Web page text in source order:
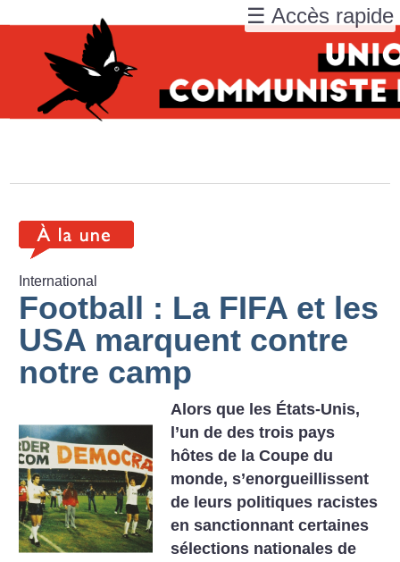
International
Football : La FIFA et les
USA marquent contre
notre camp
Alors que les États-Unis,
l’un de des trois pays
hôtes de la Coupe du
monde, s’enorgueillissent
de leurs politiques racistes
en sanctionnant certaines
sélections nationales de
☰ Accès rapide